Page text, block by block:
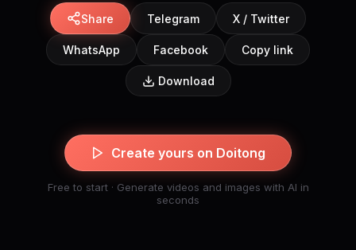
Share Telegram X / Twitter
WhatsApp Facebook Copy link
Download
Create yours on Doitong
Free to start · Generate videos and images with AI in
seconds